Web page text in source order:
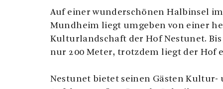
Auf einer wunderschönen Halbinsel
Mundheim liegt umgeben von einer
Kulturlandschaft der Hof Nestunet. Bis
nur 200 Meter, trotzdem liegt der Hof
Nestunet bietet seinen Gästen Kultur-